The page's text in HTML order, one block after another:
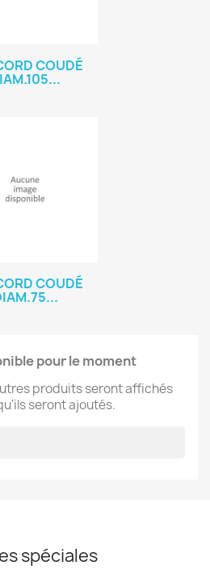
COUDÉ
COUDÉ
pour le moment
produits seront affichés
seront ajoutés.
spéciales